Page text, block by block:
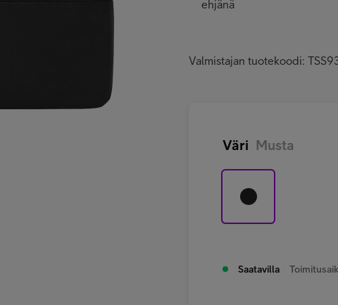
ehjänä
Valmistajan tuotekoodi:
Väri Musta
Saatavilla